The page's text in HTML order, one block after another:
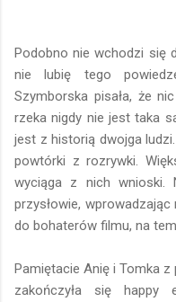
Podobno nie wchodzi się
nie lubię tego
Szymborska pisała, że
rzeka nigdy nie jest taka
jest z historią dwojga
powtórki z rozrywki.
wyciąga z nich wnioski.
przysłowie,
do bohaterów filmu, na
Pamiętacie Anię i Tomka
zakończyła się happy